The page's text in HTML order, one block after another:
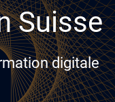
Suisse
digitale